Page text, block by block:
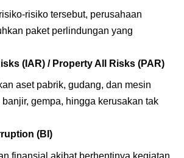
risiko tersebut, perusahaan
paket perlindungan yang
(IAR) / Property All Risks (PAR)
aset pabrik, gudang, dan mesin
gempa, hingga kerusakan tak
(BI)
finansial akibat berhentinya kegiatan